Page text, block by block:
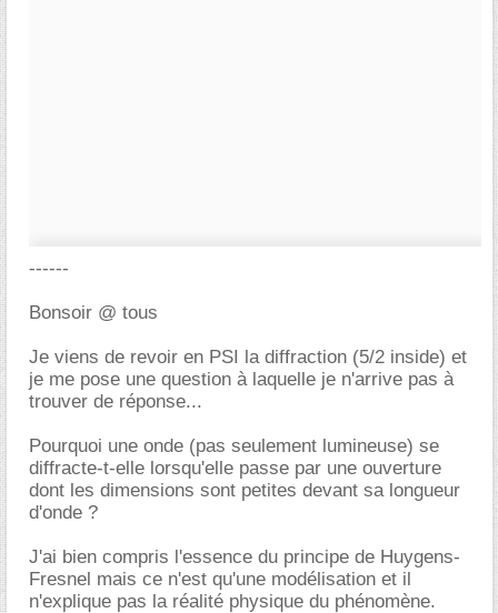
------
Bonsoir @ tous
Je viens de revoir en PSI la diffraction (5/2 inside) et
je me pose une question à laquelle je n'arrive pas à
trouver de réponse...
Pourquoi une onde (pas seulement lumineuse) se
diffracte-t-elle lorsqu'elle passe par une ouverture
dont les dimensions sont petites devant sa longueur
d'onde ?
J'ai bien compris l'essence du principe de Huygens-
Fresnel mais ce n'est qu'une modélisation et il
n'explique pas la réalité physique du phénomène.